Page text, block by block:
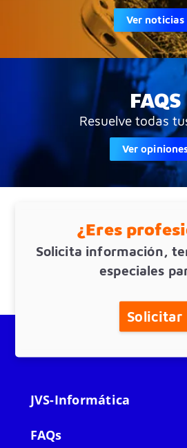
Ver noticias
FAQS
Resuelve todas
Ver
¿Eres
Solicita información,
especiales
Solicitar
JVS-Informática
FAQs